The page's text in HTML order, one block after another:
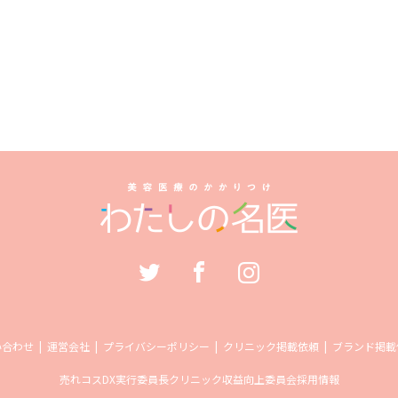
わせ 運営会社 プライバシーポリシー クリニック掲載依頼 ブランド掲
売れコスDX実行委員長クリニック収益向上委員会採用情報